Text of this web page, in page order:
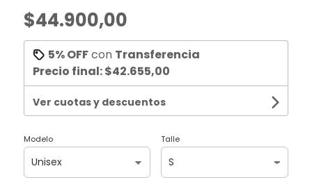
$44.900,00
5% OFFcon Transferencia
Precio final:$42.655,00
Ver cuotas y descuentos
Modelo Talle